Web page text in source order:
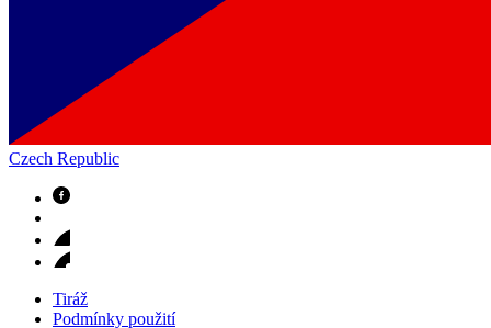
Czech Republic
Tiráž
Podmínky použití